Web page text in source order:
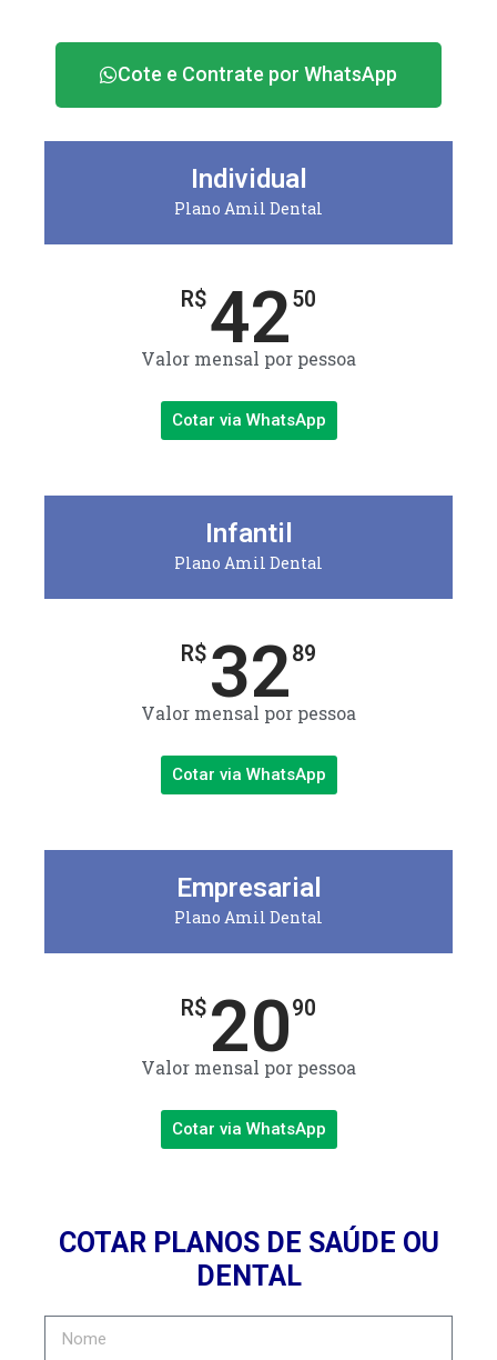
Cote e Contrate por WhatsApp
Individual
Plano Amil Dental
R$4250
Valor mensal por pessoa
Cotar via WhatsApp
Infantil
Plano Amil Dental
R$ 3289
Valor mensal por pessoa
Cotar via WhatsApp
Empresarial
Plano Amil Dental
R$ 2090
Valor mensal por pessoa
Cotar via WhatsApp
COTAR PLANOS DE SAÚDE OU
DENTAL